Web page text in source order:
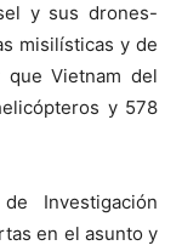
y sus drones-
misilísticas y de
Vietnam del
y 578
Investigación
en el asunto y